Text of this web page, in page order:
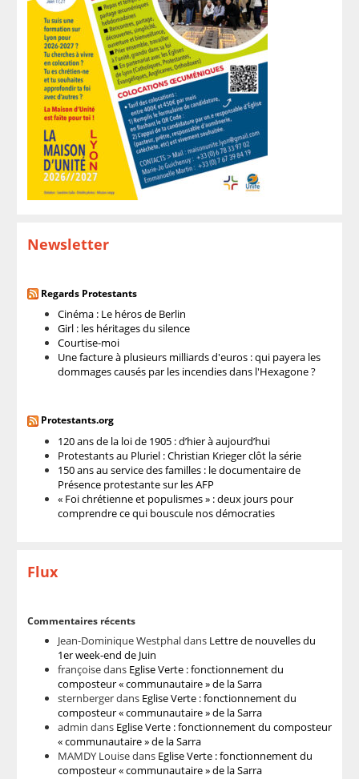
Newsletter
Regards Protestants
Cinéma : Le héros de Berlin
Girl : les héritages du silence
Courtise-moi
Une facture à plusieurs milliards d'euros : qui payera les
dommages causés par les incendies dans l'Hexagone ?
Protestants.org
120 ans de la loi de 1905 : d’hier à aujourd’hui
Protestants au Pluriel : Christian Krieger clôt la série
150 ans au service des familles : le documentaire de
Présence protestante sur les AFP
« Foi chrétienne et populismes » : deux jours pour
comprendre ce qui bouscule nos démocraties
Flux
Commentaires récents
Jean-Dominique Westphaldans Lettre de nouvelles du
1er week-end de Juin
françoisedans Eglise Verte : fonctionnement du
composteur « communautaire » de la Sarra
sternbergerdans Eglise Verte : fonctionnement du
composteur « communautaire » de la Sarra
admin dans Eglise Verte : fonctionnement du composteur
« communautaire » de la Sarra
MAMDY Louisedans Eglise Verte : fonctionnement du
composteur « communautaire » de la Sarra